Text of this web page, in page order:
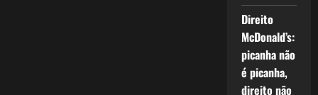
Direito
McDonald’s:
picanha não
é picanha,
direito não